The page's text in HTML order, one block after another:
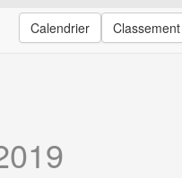
Calendrier Classement